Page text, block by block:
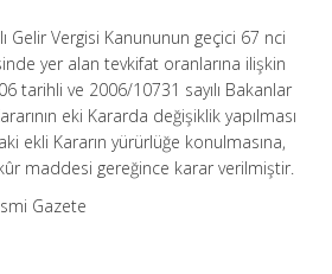
Gelir Vergisi Kanununun geçici 67 nci
yer alan tevkifat oranlarına ilişkin
tarihli ve 2006/10731 sayılı Bakanlar
eki Kararda değişiklik yapılması
ekli Kararın yürürlüğe konulmasına,
maddesi gereğince karar verilmiştir.
Gazete